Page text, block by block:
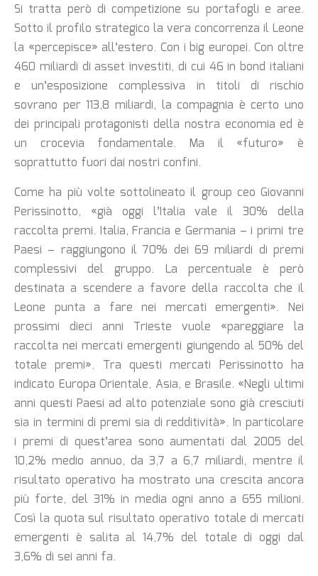
Si tratta però di competizione su portafogli e aree.
Sotto il profilo strategico la vera concorrenza il Leone
la «percepisce» all’estero. Con i big europei. Con oltre
460 miliardi di asset investiti, di cui 46 in bond italiani
e un’esposizione complessiva in titoli di rischio
sovrano per 113,8 miliardi, la compagnia è certo uno
dei principali protagonisti della nostra economia ed è
un crocevia fondamentale. Ma il «futuro» è
soprattutto fuori dai nostri confini.
Come ha più volte sottolineato il group ceo Giovanni
Perissinotto, «già oggi l’Italia vale il 30% della
raccolta premi. Italia, Francia e Germania – i primi tre
Paesi – raggiungono il 70% dei 69 miliardi di premi
complessivi del gruppo. La percentuale è però
destinata a scendere a favore della raccolta che il
Leone punta a fare nei mercati emergenti». Nei
prossimi dieci anni Trieste vuole «pareggiare la
raccolta nei mercati emergenti giungendo al 50% del
totale premi». Tra questi mercati Perissinotto ha
indicato Europa Orientale, Asia, e Brasile. «Negli ultimi
anni questi Paesi ad alto potenziale sono già cresciuti
sia in termini di premi sia di redditività». In particolare
i premi di quest’area sono aumentati dal 2005 del
10,2% medio annuo, da 3,7 a 6,7 miliardi, mentre il
risultato operativo ha mostrato una crescita ancora
più forte, del 31% in media ogni anno a 655 milioni.
Così la quota sul risultato operativo totale di mercati
emergenti è salita al 14,7% del totale di oggi dal
3,6% di sei anni fa.